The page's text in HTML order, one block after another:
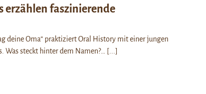
erzählen faszinierende
deine Oma“ praktiziert Oral History mit einer jungen
Was steckt hinter dem Namen?…
[...]